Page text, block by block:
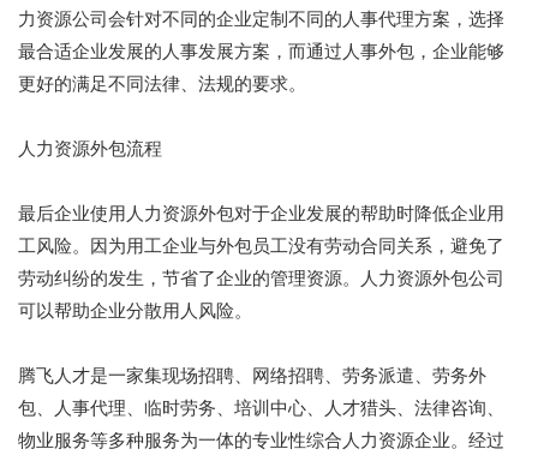
力资源公司会针对不同的企业定制不同的人事代理方案，选择
最合适企业发展的人事发展方案，而通过人事外包，企业能够
更好的满足不同法律、法规的要求。
人力资源外包流程
最后企业使用人力资源外包对于企业发展的帮助时降低企业用
工风险。因为用工企业与外包员工没有劳动合同关系，避免了
劳动纠纷的发生，节省了企业的管理资源。人力资源外包公司
可以帮助企业分散用人风险。
腾飞人才是一家集现场招聘、网络招聘、劳务派遣、劳务外
包、人事代理、临时劳务、培训中心、人才猎头、法律咨询、
物业服务等多种服务为一体的专业性综合人力资源企业。经过